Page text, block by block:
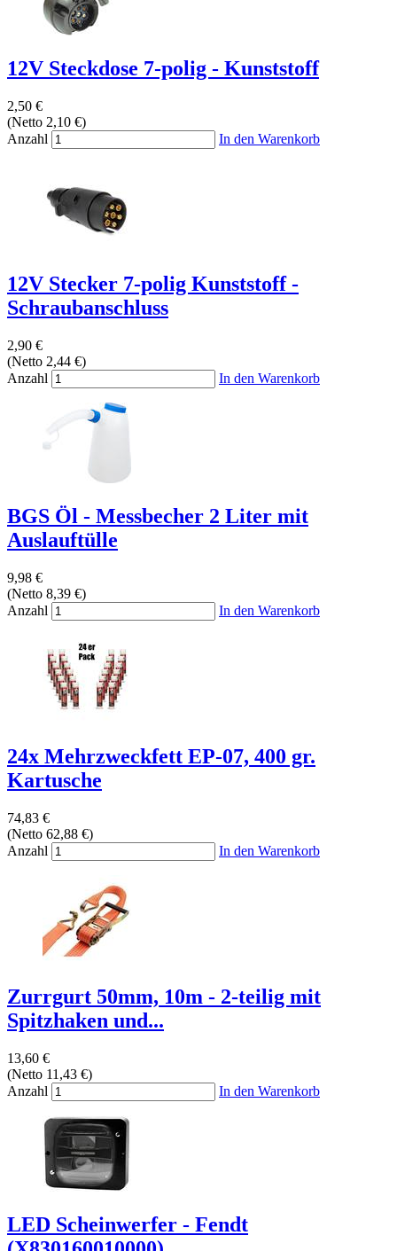
12V Steckdose 7-polig - Kunststoff
2,50 €
(Netto 2,10 €)
Anzahl
In den Warenkorb
12V Stecker 7-polig Kunststoff -
Schraubanschluss
2,90 €
(Netto 2,44 €)
Anzahl
In den Warenkorb
BGS Öl - Messbecher 2 Liter mit
Auslauftülle
9,98 €
(Netto 8,39 €)
Anzahl
In den Warenkorb
24x Mehrzweckfett EP-07, 400 gr.
Kartusche
74,83 €
(Netto 62,88 €)
Anzahl
In den Warenkorb
Zurrgurt 50mm, 10m - 2-teilig mit
Spitzhaken und...
13,60 €
(Netto 11,43 €)
Anzahl
In den Warenkorb
LED Scheinwerfer - Fendt